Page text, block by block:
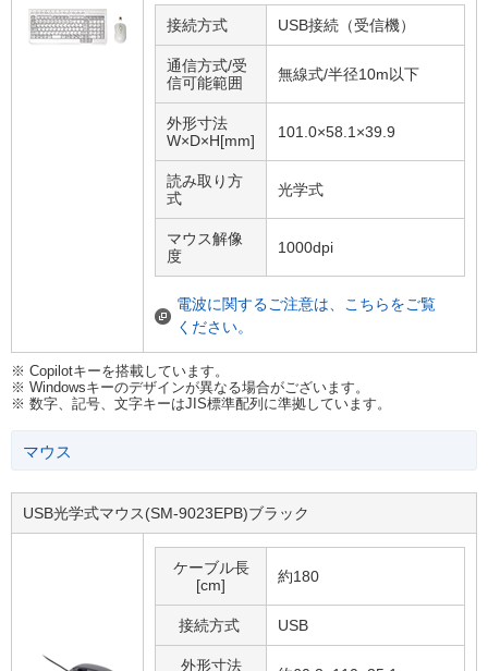
接続方式
USB接続（受信機）
通信方式/受
信可能範囲
無線式/半径10m以下
外形寸法
W×D×H[mm]
101.0×58.1×39.9
読み取り方
式
光学式
マウス解像
度
1000dpi
電波に関するご注意は、こちらをご覧
ください。
※ Copilotキーを搭載しています。
※ Windowsキーのデザインが異なる場合がございます。
※ 数字、記号、文字キーはJIS標準配列に準拠しています。
マウス
USB光学式マウス(SM-9023EPB)ブラック
ケーブル長
[cm]
約180
接続方式 USB
外形寸法